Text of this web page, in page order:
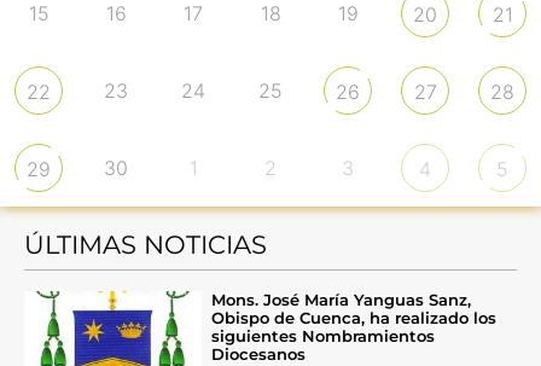
15 16 17 18 19 20 21
22 23 24 25 26 27 28
29 30 1 2 3 4 5
ÚLTIMAS NOTICIAS
Mons. José María Yanguas Sanz,
Obispo de Cuenca, ha realizado los
siguientes Nombramientos
Diocesanos